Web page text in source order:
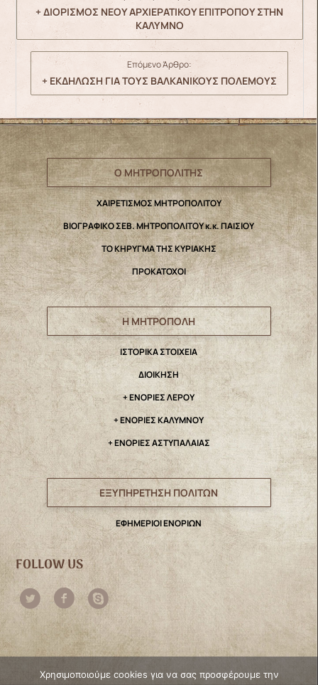
+ ΔΙΟΡΙΣΜΟΣ ΝΕΟΥ ΑΡΧΙΕΡΑΤΙΚΟΥ ΕΠΙΤΡΟΠΟΥ ΣΤΗΝ
ΚΑΛΥΜΝΟ
Επόμενο Άρθρο:
+ ΕΚΔΗΛΩΣΗ ΓΙΑ ΤΟΥΣ ΒΑΛΚΑΝΙΚΟΥΣ ΠΟΛΕΜΟΥΣ
Ο ΜΗΤΡΟΠΟΛΙΤΗΣ
ΧΑΙΡΕΤΙΣΜΟΣ ΜΗΤΡΟΠΟΛΙΤΟΥ
ΒΙΟΓΡΑΦΙΚΟ ΣΕΒ. ΜΗΤΡΟΠΟΛΙΤΟΥ κ.κ. ΠΑΙΣΙΟΥ
ΤΟ ΚΗΡΥΓΜΑ ΤΗΣ ΚΥΡΙΑΚΗΣ
ΠΡΟΚΑΤΟΧΟΙ
Η ΜΗΤΡΟΠΟΛΗ
IΣΤΟΡΙΚΑ ΣΤΟΙΧΕΙΑ
ΔΙΟΙΚΗΣΗ
+ ΕΝΟΡΙΕΣ ΛΕΡΟΥ
+ ΕΝΟΡΙΕΣ ΚΑΛΥΜΝΟΥ
+ ΕΝΟΡΙΕΣ ΑΣΤΥΠΑΛΑΙΑΣ
ΕΞΥΠΗΡΕΤΗΣΗ ΠΟΛΙΤΩΝ
ΕΦΗΜΕΡΙΟΙ ΕΝΟΡΙΩΝ
FOLLOW US
Χρησιμοποιούμε cookies για να σας προσφέρουμε την